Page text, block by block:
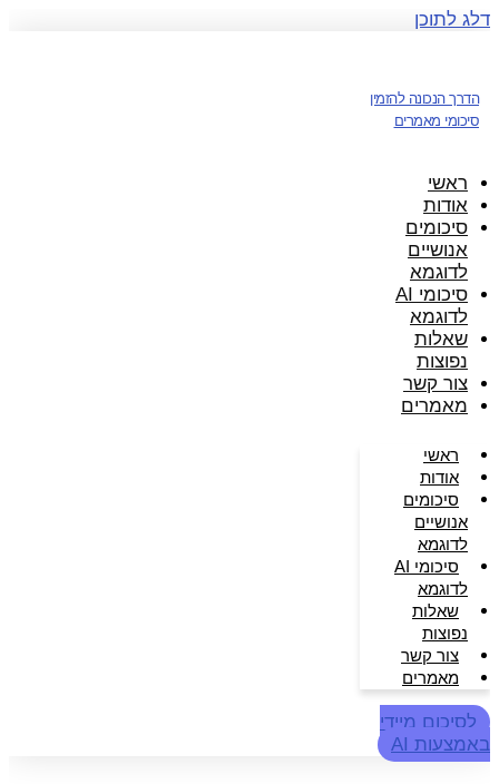
דלג לתוכן
הדרך הנכונה להזמין
סיכומי מאמרים
ראשי
אודות
סיכומים
אנושיים
לדוגמא
סיכומי AI
לדוגמא
שאלות
נפוצות
צור קשר
מאמרים
ראשי
אודות
סיכומים
אנושיים
לדוגמא
סיכומי AI
לדוגמא
שאלות
נפוצות
צור קשר
מאמרים
לסיכום מיידי
באמצעות AI